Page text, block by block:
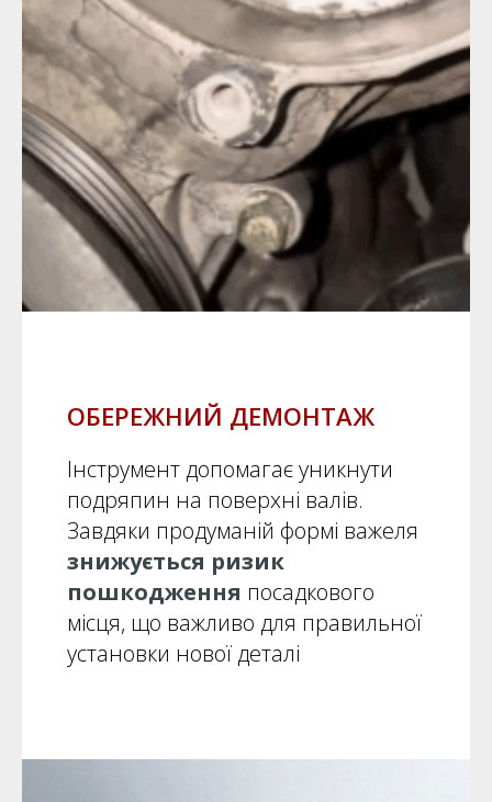
ОБЕРЕЖНИЙ ДЕМОНТАЖ
Інструмент допомагає уникнути
подряпин на поверхні валів.
Завдяки продуманій формі важеля
знижується ризик
пошкодження посадкового
місця, що важливо для правильної
установки нової деталі